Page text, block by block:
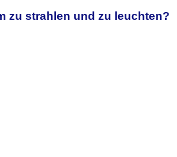
zu strahlen und zu leuchten?